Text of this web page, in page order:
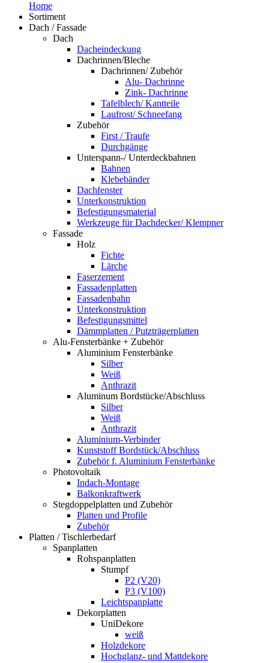
Home
Sortiment
Dach / Fassade
Dach
Dacheindeckung
Dachrinnen/Bleche
Dachrinnen/ Zubehör
Alu- Dachrinne
Zink- Dachrinne
Tafelblech/ Kantteile
Laufrost/ Schneefang
Zubehör
First / Traufe
Durchgänge
Unterspann-/ Unterdeckbahnen
Bahnen
Klebebänder
Dachfenster
Unterkonstruktion
Befestigungsmaterial
Werkzeuge für Dachdecker/ Klempner
Fassade
Holz
Fichte
Lärche
Faserzement
Fassadenplatten
Fassadenbahn
Unterkonstruktion
Befestigungsmittel
Dämmplatten / Putzträgerplatten
Alu-Fensterbänke + Zubehör
Aluminium Fensterbänke
Silber
Weiß
Anthrazit
Aluminum Bordstücke/Abschluss
Silber
Weiß
Anthrazit
Aluminium-Verbinder
Kunststoff Bordstück/Abschluss
Zubehör f. Aluminium Fensterbänke
Photovoltaik
Indach-Montage
Balkonkraftwerk
Stegdoppelplatten und Zubehör
Platten und Profile
Zubehör
Platten / Tischlerbedarf
Spanplatten
Rohspanplatten
Stumpf
P2 (V20)
P3 (V100)
Leichtspanplatte
Dekorplatten
UniDekore
weiß
Holzdekore
Hochglanz- und Mattdekore